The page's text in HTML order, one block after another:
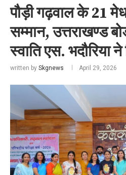
पौड़ी गढ़वाल के 21
सम्मान, उत्तराखण्ड
स्वाति एस. भदौरिया
written by Skgnews April 29, 2026